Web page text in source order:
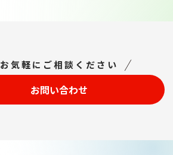
お気軽にご相談ください
お問い合わせ